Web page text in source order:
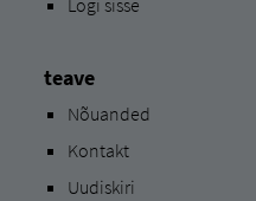
Logi sisse
teave
Nõuanded
Kontakt
Uudiskiri